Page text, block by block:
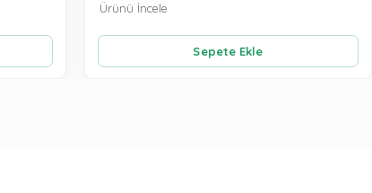
Sepete Ekle
Ürünü İncele